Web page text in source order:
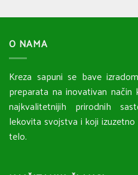
O NAMA
Kreza sapuni se bave
preparata na inovativan
najkvalitetnijih prirodnih
lekovita svojstva i koji
telo.